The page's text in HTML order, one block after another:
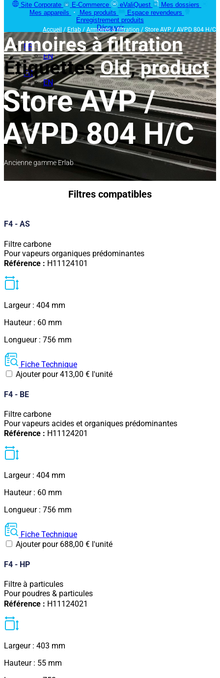
Site Corporate
E-Commerce eValiQuest
Mes dossiers
Mes appareils
Mes produits
Espace revendeurs
Enregistrement produits
Découvrir
FR
EN
FR
EN
Accueil / Erlab / Armoires à filtration / Store AVP / AVPD 804 H/C
Armoires à filtration
Étiquettes Old,product
Store AVP /
AVPD 804 H/C
Ancienne gamme Erlab
Filtres compatibles
F4 - AS
Filtre carbone
Pour vapeurs organiques prédominantes
Référence : H11124101
Largeur : 404 mm
Hauteur : 60 mm
Longueur : 756 mm
Fiche Technique
Ajouter pour413,00 € l'unité
F4 - BE
Filtre carbone
Pour vapeurs acides et organiques prédominantes
Référence : H11124201
Largeur : 404 mm
Hauteur : 60 mm
Longueur : 756 mm
Fiche Technique
Ajouter pour 688,00 € l'unité
F4 - HP
Filtre à particules
Pour poudres & particules
Référence : H11124021
Largeur : 403 mm
Hauteur : 55 mm